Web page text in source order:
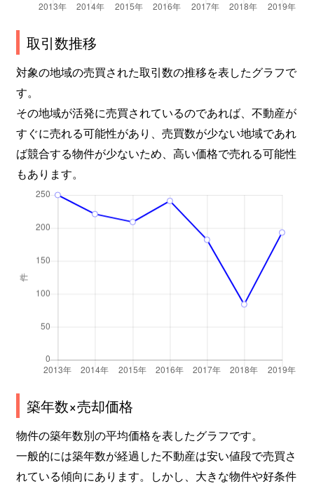
取引数推移
対象の地域の売買された取引数の推移を表したグラフで
す。
その地域が活発に売買されているのであれば、不動産が
すぐに売れる可能性があり、売買数が少ない地域であれ
ば競合する物件が少ないため、高い価格で売れる可能性
もあります。
築年数×売却価格
物件の築年数別の平均価格を表したグラフです。
一般的には築年数が経過した不動産は安い値段で売買さ
れている傾向にあります。しかし、大きな物件や好条件